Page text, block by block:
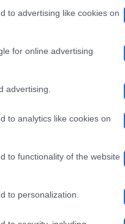
to advertising like cookies on
for online advertising
advertising.
to analytics like cookies on
to functionality of the website
to personalization.
daAlfonso Signorini ,
messaggi e
neg*o o froc*o,